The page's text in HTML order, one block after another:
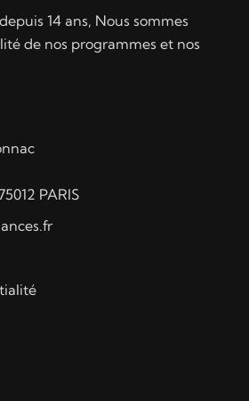
14 ans, Nous sommes
de nos programmes et nos
PARIS